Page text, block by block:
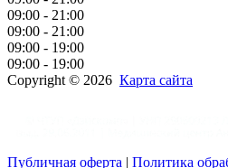
09:00 - 21:00
09:00 - 21:00
09:00 - 19:00
09:00 - 19:00
Copyright © 2026 Карта сайта
Публичная оферта Политика